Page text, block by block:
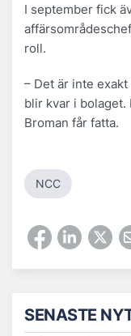
I september fick
roll.
– Det är inte
blir kvar i bolaget.
Broman får fatta.
NCC
SENASTE